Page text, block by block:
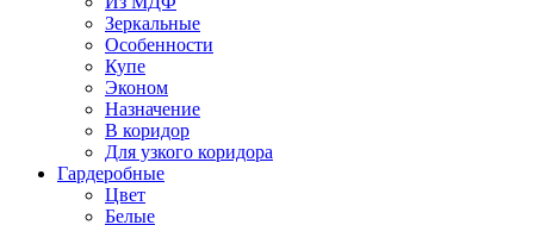
Зеркальные
Особенности
Купе
Эконом
Назначение
В коридор
Для узкого коридора
Гардеробные
Цвет
Белые